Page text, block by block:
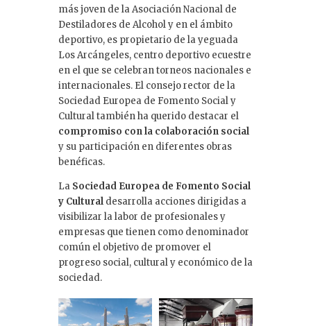
más joven de la Asociación Nacional de
Destiladores de Alcohol y en el ámbito
deportivo, es propietario de la yeguada
Los Arcángeles, centro deportivo ecuestre
en el que se celebran torneos nacionales e
internacionales. El consejo rector de la
Sociedad Europea de Fomento Social y
Cultural también ha querido destacar el
compromiso con la colaboración social
y su participación en diferentes obras
benéficas.
La Sociedad Europea de Fomento Social
y Cultural desarrolla acciones dirigidas a
visibilizar la labor de profesionales y
empresas que tienen como denominador
común el objetivo de promover el
progreso social, cultural y económico de la
sociedad.